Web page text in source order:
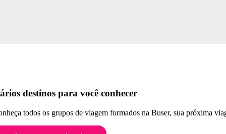
destinos para você conhecer
todos os grupos de viagem formados na Buser, sua próxima